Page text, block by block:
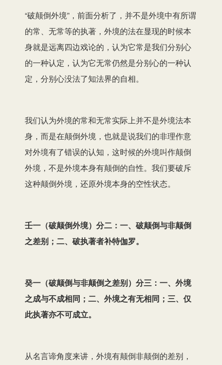
“破颠倒外境”，前面分析了，并不是外境中有所谓
的常、无常等的执著，外境的法在显现的时候本
身就是远离四边戏论的，认为它常是我们分别心
的一种认定，认为它无常仍然是分别心的一种认
定，分别心没法了知法界的自相。
我们认为外境的常和无常实际上并不是外境法本
身，而是在颠倒外境，也就是说我们的非理作意
对外境有了错误的认知，这时候的外境叫作颠倒
外境，不是外境本身有颠倒的自性。我们要破斥
这种颠倒外境，还原外境本身的空性状态。
壬一（破颠倒外境）分二：一、破颠倒与非颠倒
之差别；二、破执著者补特伽罗。
癸一（破颠倒与非颠倒之差别）分三：一、外境
之成与不成相同；二、外境之有无相同；三、仅
此执著亦不可成立。
从名言谛角度来讲，外境有颠倒非颠倒的差别，